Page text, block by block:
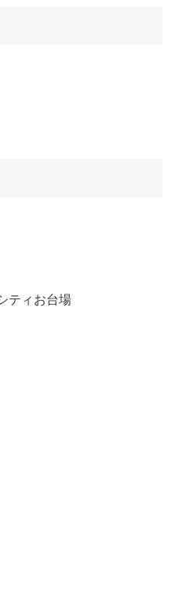
ティお台場